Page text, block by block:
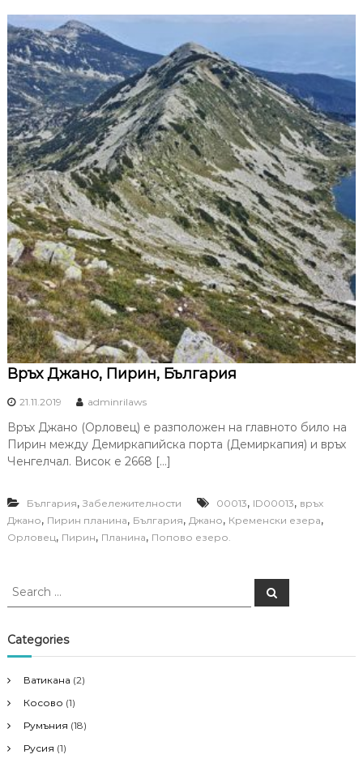
Връх Джано, Пирин, България
21.11.2019 adminrilaws
Връх Джано (Орловец) е разположен на главното било на
Пирин между Демиркапийска порта (Демиркапия) и връх
Ченгелчал. Висок е 2668 […]
България, Забележителности 00013, ID00013, връх
Джано, Пирин планина, България, Джано, Кременски езера,
Орловец, Пирин, Планина, Попово езеро.
S
r
c
f
o
r
S
e
Categories
Ватикана (2)
Косово (1)
Румъния (18)
Русия (1)